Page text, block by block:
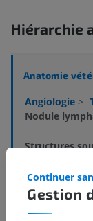
Hiérarchie
Anatomie
Angiologie >
Nodule
Structures
Histologie
Gestion
Continuer